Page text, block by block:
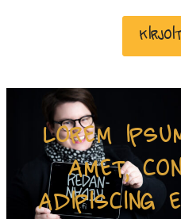
Lorem
amet,
adipiscing